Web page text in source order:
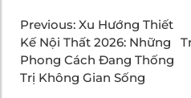
Previous: Xu Hướng Thiết
Kế Nội Thất 2026: Những
Phong Cách Đang Thống
Trị Không Gian Sống